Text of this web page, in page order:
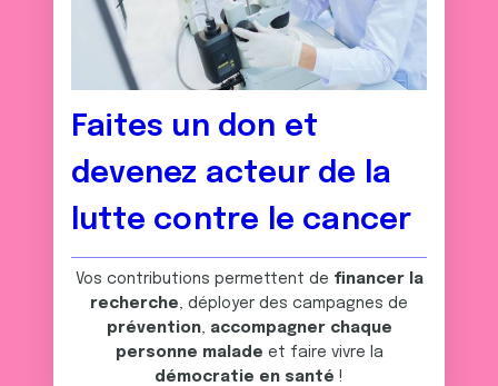
Faites un don et
devenez acteur de la
lutte contre le cancer
Vos contributions permettent de financer la
recherche, déployer des campagnes de
prévention, accompagner chaque
personne malade et faire vivre la
démocratie en santé !